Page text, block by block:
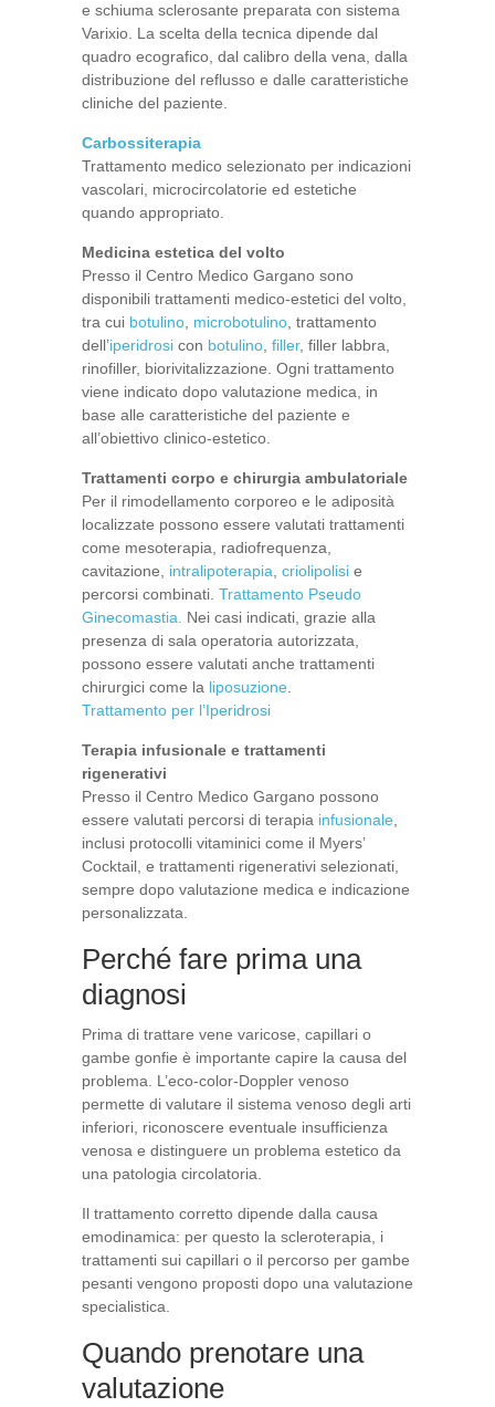
e schiuma sclerosante preparata con sistema
Varixio. La scelta della tecnica dipende dal
quadro ecografico, dal calibro della vena, dalla
distribuzione del reflusso e dalle caratteristiche
cliniche del paziente.
Carbossiterapia
Trattamento medico selezionato per indicazioni
vascolari, microcircolatorie ed estetiche
quando appropriato.
Medicina estetica del volto
Presso il Centro Medico Gargano sono
disponibili trattamenti medico-estetici del volto,
tra cui botulino, microbotulino, trattamento
dell’iperidrosi con botulino, filler, filler labbra,
rinofiller, biorivitalizzazione. Ogni trattamento
viene indicato dopo valutazione medica, in
base alle caratteristiche del paziente e
all’obiettivo clinico-estetico.
Trattamenti corpo e chirurgia ambulatoriale
Per il rimodellamento corporeo e le adiposità
localizzate possono essere valutati trattamenti
come mesoterapia, radiofrequenza,
cavitazione, intralipoterapia, criolipolisi e
percorsi combinati. Trattamento Pseudo
Ginecomastia. Nei casi indicati, grazie alla
presenza di sala operatoria autorizzata,
possono essere valutati anche trattamenti
chirurgici come la liposuzione.
Trattamento per l’Iperidrosi
Terapia infusionale e trattamenti
rigenerativi
Presso il Centro Medico Gargano possono
essere valutati percorsi di terapia infusionale,
inclusi protocolli vitaminici come il Myers’
Cocktail, e trattamenti rigenerativi selezionati,
sempre dopo valutazione medica e indicazione
personalizzata.
Perché fare prima una
diagnosi
Prima di trattare vene varicose, capillari o
gambe gonfie è importante capire la causa del
problema. L’eco-color-Doppler venoso
permette di valutare il sistema venoso degli arti
inferiori, riconoscere eventuale insufficienza
venosa e distinguere un problema estetico da
una patologia circolatoria.
Il trattamento corretto dipende dalla causa
emodinamica: per questo la scleroterapia, i
trattamenti sui capillari o il percorso per gambe
pesanti vengono proposti dopo una valutazione
specialistica.
Quando prenotare una
valutazione